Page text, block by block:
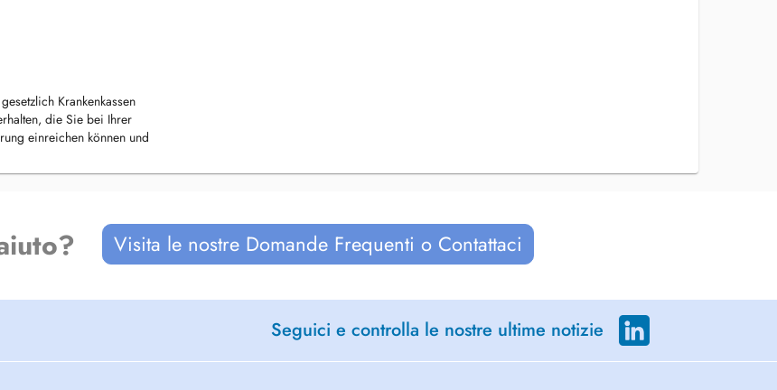
Krankenkassen
die Sie bei Ihrer
einreichen können und
für die Routinekontrolle
Die gesetzlichen
an:
Visita le nostre Domande Frequenti o Contattaci
Seguici e controlla le nostre ultime notizie